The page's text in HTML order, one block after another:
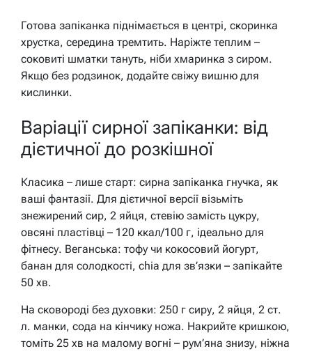
Готова запіканка піднімається в центрі, скоринка
хрустка, середина тремтить. Наріжте теплим –
соковиті шматки тануть, ніби хмаринка з сиром.
Якщо без родзинок, додайте свіжу вишню для
кислинки.
Варіації сирної запіканки: від
дієтичної до розкішної
Класика – лише старт: сирна запіканка гнучка, як
ваші фантазії. Для дієтичної версії візьміть
знежирений сир, 2 яйця, стевію замість цукру,
овсяні пластівці – 120 ккал/100 г, ідеально для
фітнесу. Веганська: тофу чи кокосовий йогурт,
банан для солодкості, chia для зв’язки – запікайте
50 хв.
На сковороді без духовки: 250 г сиру, 2 яйця, 2 ст.
л. манки, сода на кінчику ножа. Накрийте кришкою,
томіть 25 хв на малому вогні – рум’яна знизу, ніжна